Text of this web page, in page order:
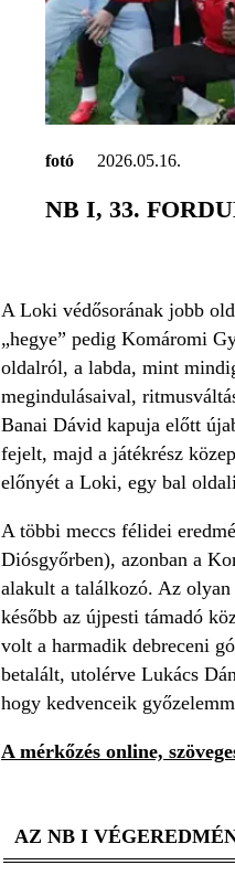
fotó 2026.05.16.
NB I, 33.
A Loki védősorának jobb
„hegye” pedig Komáromi
oldalról, a labda, mint
megindulásaival,
Banai Dávid kapuja előtt
fejelt, majd a játékrész
előnyét a Loki, egy bal
A többi meccs félidei
Diósgyőrben), azonban a
alakult a találkozó. Az
később az újpesti támadó
volt a harmadik debreceni
betalált, utolérve Lukács
hogy kedvenceik
A mérkőzés online,
AZ NB I